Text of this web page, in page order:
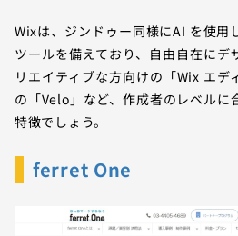
Wixは、ジンドゥー同様にAI を使用
ツールを備えており、自由自在にデ
リエイティブな方向けの「Wix エデ
の「Velo」など、作成者のレベルに
特徴でしょう。
ferret One